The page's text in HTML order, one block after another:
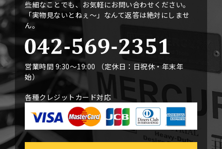
些細なことでも、お気軽にお問い合わせください。
「実物見ないとねぇ〜」なんて返答は絶対にしませ
ん。
営業時間 9:30〜19:00 （定休日：日祝休・年末年
始）
各種クレジットカード対応